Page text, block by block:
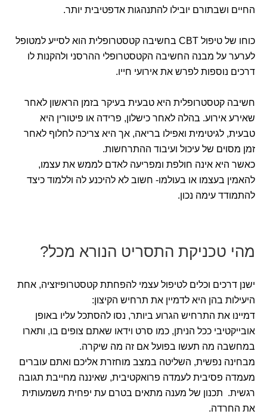
החיים ושבתורם יובילו להתנהגות אדפטיבית יותר.
כוחו של טיפול CBT בחשיבה קטסטרופלית הוא לסייע למטופל
לערער על מבנה החשיבה הקטסטרופלי ההרסני ולהקנות לו
דרכים נוספות לפרש את אירועי חייו.
חשיבה קטסטרופלית היא טבעית בעיקר בזמן הראשון לאחר
שאירע אירוע. בהלה לאחר כישלון, פרידה או פיטורין היא
טבעית, לגיטימית ואפילו בריאה, אך היא צריכה לחלוף לאחר
זמן מסוים של עיכול ועיבוד ההתרחשות.
כאשר היא אינה חולפת ומפריעה לאדם לממש את עצמו,
להאמין בעצמו או בעולמו- חשוב לא להיכנע לה וללמוד כיצד
להתמודד עימה נכון.
מהי טכניקת התסריט הנורא מכל?
ישנן דרכים וכלים לטיפול עצמי להפחתת קטסטרופיזציה, אחת
היעילות בהן היא לדמיין את תרחיש הקיצון:
דמיינו את התרחיש הגרוע ביותר, נסו להסתכל עליו באופן
אובייקטיבי ככל הניתן, כמו סרט וידאו שאתם צופים בו, ותארו
במחשבה מה תעשו בפועל אם זה מה שיקרה.
מבחינה נפשית, השליטה במצב מוחזרת אליכם ואתם עוברים
מעמדה פסיבית לעמדה פרואקטיבית, שאיננה מחייבת תגובה
רגשית. תכנון של מענה מתאים בטרם עת יפחית משמעותית
את החרדה.